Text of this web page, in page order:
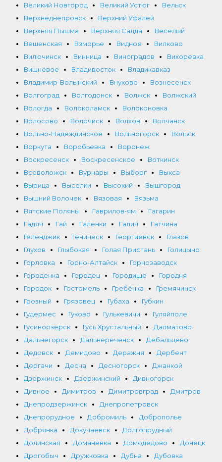
Великий Новгород
Великий Устюг
Вельск
Верхнеднепровск
Верхний Уфалей
Верхняя Пышма
Верхняя Салда
Веселый
Вешенская
Взморье Видное
Вилково
Вилючинск
Винница Виноградов
Вихоревка
Вишнёвое
Владивосток
Владикавказ
Владимир-Волынский
Внуково
Вознесенск
Волгоград
Волгодонск Волжск
Волжский
Вологда
Волоколамск
Волоконовка
Волосово
Волочиск Волхов
Волчанск
Вольно-Надеждинское
Вольногорск
Вольск
Воркута
Воробьевка
Воронеж
Воскресенск
Воскресенское
Воткинск
Всеволожск
Вурнары Выборг
Выкса
Вырица
Выселки Высокий
Вышгород
Вышний Волочек
Вязовая
Вязьма
Вятские Поляны
Гаврилов-ям
Гагарин
Гадяч
Гай Галенки Галич
Гатчина
Геленджик
Геническ Георгиевск
Глазов
Глухов
Глыбокая Голая Пристань
Голицыно
Горловка
Горно-Алтайск
Горнозаводск
Городенка
Городец Городище
Городня
Городок
Гостомель Гребёнка
Гремячинск
Грозный
Грязовец Губаха
Губкин
Гудермес
Гуково Гулькевичи
Гуляйполе
Гусиноозерск
Гусь Хрустальный
Далматово
Дальнегорск
Дальнереченск
Дебальцево
Дедовск
Демидово Деражня
Дербент
Дергачи
Десна Десногорск
Джанкой
Дзержинск
Дзержинский
Дивногорск
Дивное
Димитров Димитровград
Дмитров
Днепродзержинск
Днепропетровск
Днепрорудное
Добромиль
Доброполье
Добрянка
Докучаевск
Долгопрудный
Долинская
Доманёвка Домодедово
Донецк
Дрогобыч
Дружковка Дубна Дубовка